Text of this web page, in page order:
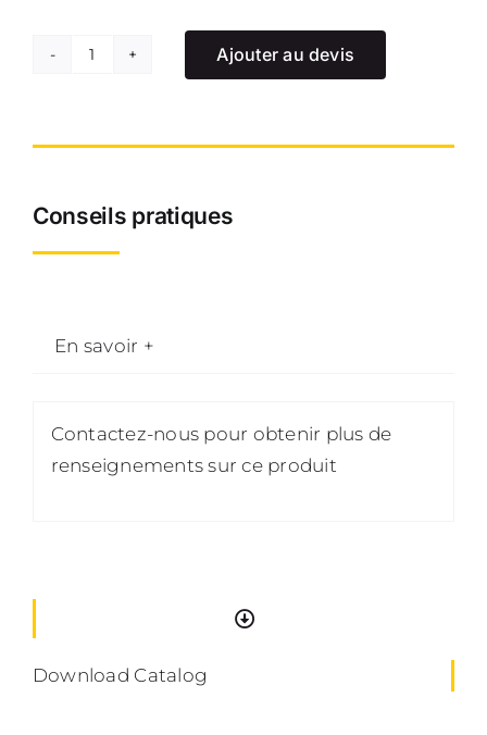
de
palissage
sans
Ajouter au devis
Conseils pratiques
En savoir +
Contactez-nous pour obtenir plus de
renseignements sur ce produit
Download Catalog